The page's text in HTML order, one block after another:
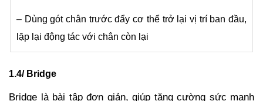
– Dùng gót chân trước đẩy cơ thể trở lại vị trí ban đầu,
lặp lại động tác với chân còn lại
1.4/ Bridge
Bridge là bài tập đơn giản, giúp tăng cường sức mạnh